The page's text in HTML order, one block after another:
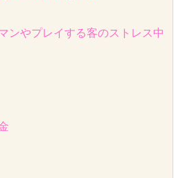
ンやプレイする客のストレス中